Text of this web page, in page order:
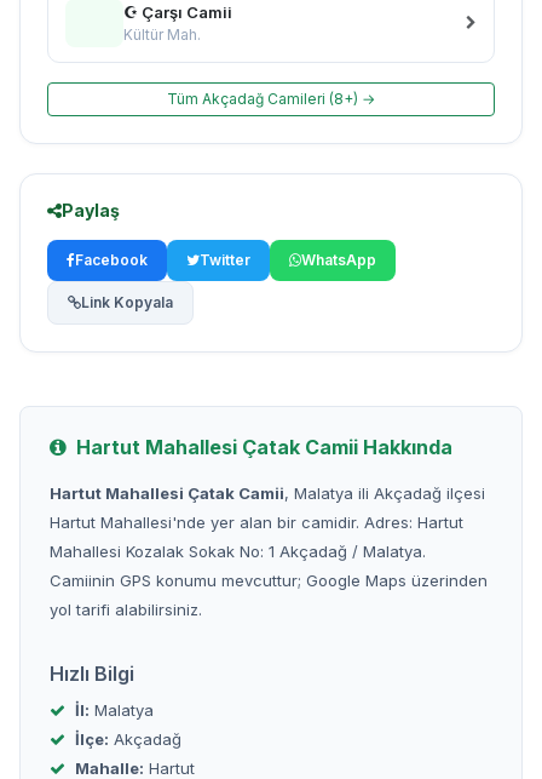
☪ Çarşı Camii
Kültür Mah.
Tüm Akçadağ Camileri (8+) →
Paylaş
Facebook Twitter WhatsApp
Link Kopyala
Hartut Mahallesi Çatak Camii Hakkında
Hartut Mahallesi Çatak Camii, Malatya ili Akçadağ ilçesi
Hartut Mahallesi'nde yer alan bir camidir. Adres: Hartut
Mahallesi Kozalak Sokak No: 1 Akçadağ / Malatya.
Camiinin GPS konumu mevcuttur; Google Maps üzerinden
yol tarifi alabilirsiniz.
Hızlı Bilgi
İl: Malatya
İlçe: Akçadağ
Mahalle: Hartut